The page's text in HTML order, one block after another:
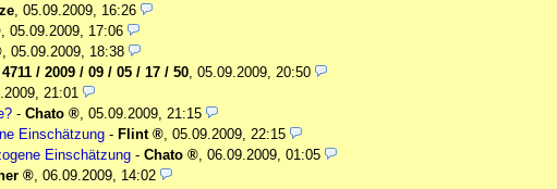
, 05.09.2009, 16:26
, 05.09.2009, 17:06
, 05.09.2009, 18:38
4711 / 2009 / 09 / 05 / 17 / 50, 05.09.2009, 20:50
21:01
- Chato , 05.09.2009, 21:15
Einschätzung - Flint , 05.09.2009, 22:15
Einschätzung - Chato , 06.09.2009, 01:05
, 06.09.2009, 14:02